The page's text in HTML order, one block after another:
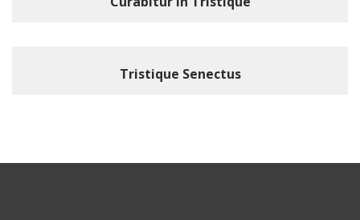
Tristique Senectus